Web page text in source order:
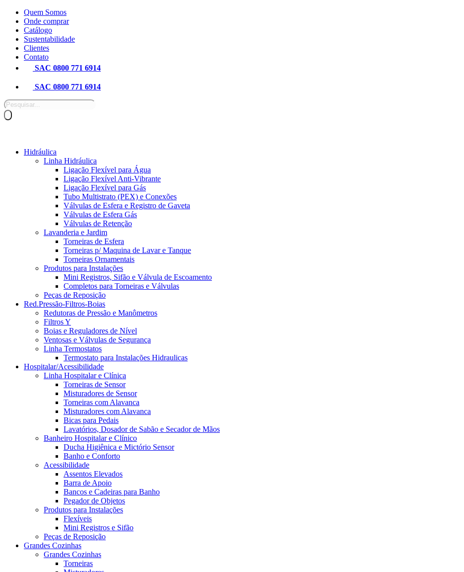
Pular
para
conteúdo
Quem Somos
Onde comprar
Catálogo
Sustentabilidade
Clientes
Contato
SAC 0800 771 6914
SAC 0800 771 6914
Pesquisar
produtos
Hidráulica
Linha Hidráulica
Ligação Flexível para Água
Ligação Flexível Anti-Vibrante
Ligação Flexível para Gás
Tubo Multistrato (PEX) e Conexões
Válvulas de Esfera e Registro de Gaveta
Válvulas de Esfera Gás
Válvulas de Retenção
Lavanderia e Jardim
Torneiras de Esfera
Torneiras p/ Maquina de Lavar e Tanque
Torneiras Ornamentais
Produtos para Instalações
Mini Registros, Sifão e Válvula de Escoamento
Completos para Torneiras e Válvulas
Peças de Reposição
Red.Pressão-Filtros-Boias
Redutoras de Pressão e Manômetros
Filtros Y
Boias e Reguladores de Nível
Ventosas e Válvulas de Segurança
Linha Termostatos
Termostato para Instalações Hidraulicas
Hospitalar/Acessibilidade
Linha Hospitalar e Clínica
Torneiras de Sensor
Misturadores de Sensor
Torneiras com Alavanca
Misturadores com Alavanca
Bicas para Pedais
Lavatórios, Dosador de Sabão e Secador de Mãos
Banheiro Hospitalar e Clínico
Ducha Higiênica e Mictório Sensor
Banho e Conforto
Acessibilidade
Assentos Elevados
Barra de Apoio
Bancos e Cadeiras para Banho
Pegador de Objetos
Produtos para Instalações
Flexíveis
Mini Registros e Sifão
Peças de Reposição
Grandes Cozinhas
Grandes Cozinhas
Torneiras